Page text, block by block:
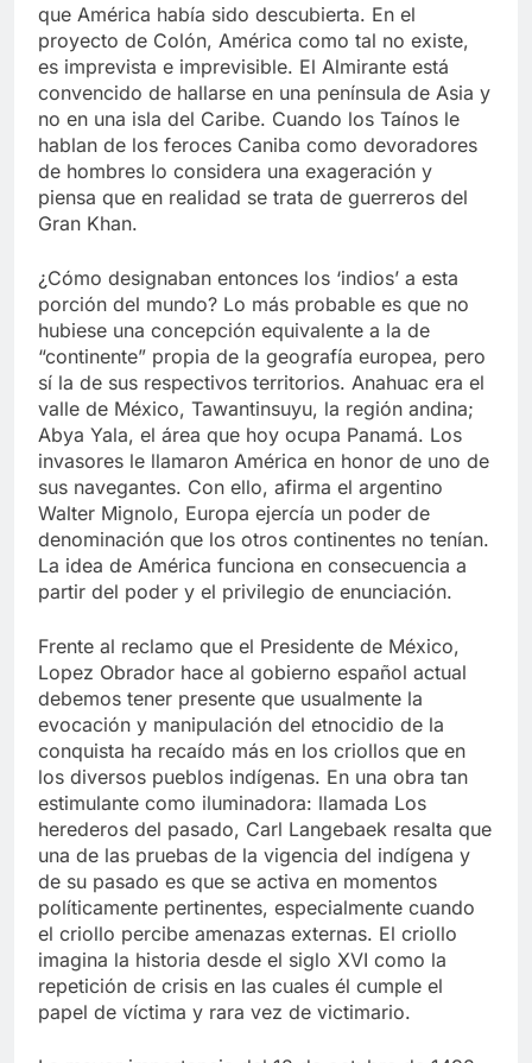
que América había sido descubierta. En el
proyecto de Colón, América como tal no existe,
es imprevista e imprevisible. El Almirante está
convencido de hallarse en una península de Asia y
no en una isla del Caribe. Cuando los Taínos le
hablan de los feroces Caniba como devoradores
de hombres lo considera una exageración y
piensa que en realidad se trata de guerreros del
Gran Khan.
¿Cómo designaban entonces los ‘indios’ a esta
porción del mundo? Lo más probable es que no
hubiese una concepción equivalente a la de
“continente” propia de la geografía europea, pero
sí la de sus respectivos territorios. Anahuac era el
valle de México, Tawantinsuyu, la región andina;
Abya Yala, el área que hoy ocupa Panamá. Los
invasores le llamaron América en honor de uno de
sus navegantes. Con ello, afirma el argentino
Walter Mignolo, Europa ejercía un poder de
denominación que los otros continentes no tenían.
La idea de América funciona en consecuencia a
partir del poder y el privilegio de enunciación.
Frente al reclamo que el Presidente de México,
Lopez Obrador hace al gobierno español actual
debemos tener presente que usualmente la
evocación y manipulación del etnocidio de la
conquista ha recaído más en los criollos que en
los diversos pueblos indígenas. En una obra tan
estimulante como iluminadora: llamada Los
herederos del pasado, Carl Langebaek resalta que
una de las pruebas de la vigencia del indígena y
de su pasado es que se activa en momentos
políticamente pertinentes, especialmente cuando
el criollo percibe amenazas externas. El criollo
imagina la historia desde el siglo XVI como la
repetición de crisis en las cuales él cumple el
papel de víctima y rara vez de victimario.